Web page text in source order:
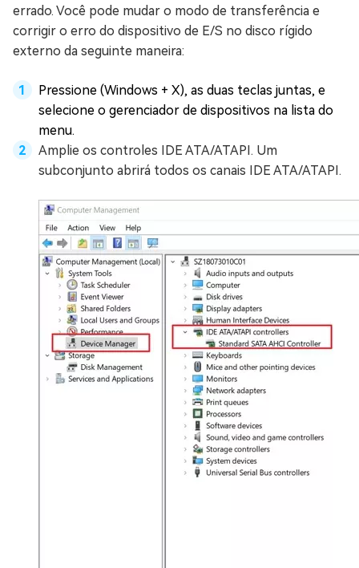
errado. Você pode mudar o modo de transferência e
corrigir o erro do dispositivo de E/S no disco rígido
externo da seguinte maneira:
Pressione (Windows + X), as duas teclas juntas, e
selecione o gerenciador de dispositivos na lista do
menu.
Amplie os controles IDE ATA/ATAPI. Um
subconjunto abrirá todos os canais IDE ATA/ATAPI.